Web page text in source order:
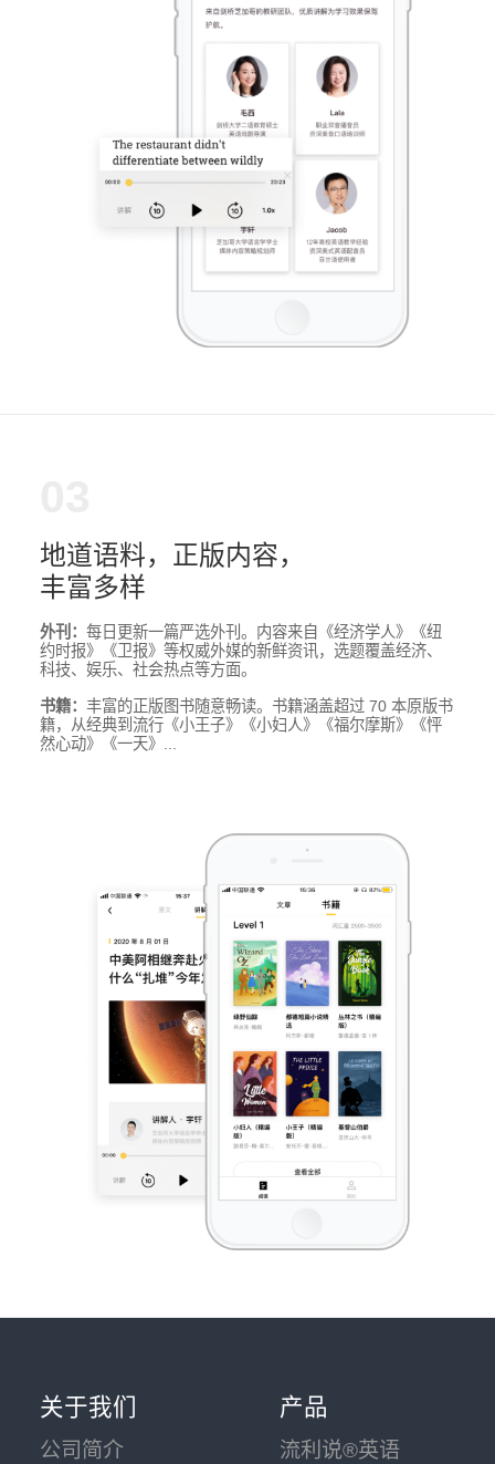
地道语料，正版内容，
丰富多样
外刊： 每日更新一篇严选外刊。内容来自《经济学人》《纽
约时报》《卫报》等权威外媒的新鲜资讯，选题覆盖经济、
科技、娱乐、社会热点等方面。
书籍： 丰富的正版图书随意畅读。书籍涵盖超过 70 本原版书
籍，从经典到流行《小王子》《小妇人》《福尔摩斯》《怦
然心动》《一天》...
关于我们
公司简介
产品
流利说®英语